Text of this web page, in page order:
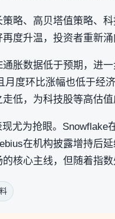
略、高贝塔值策略、
度升温，投资者重新
胀数据低于预期，进
月度环比涨幅也低于经
低，为科技股等高估值
尤为抢眼。Snowflake
在机构披露增持后
核心主线，但随着指